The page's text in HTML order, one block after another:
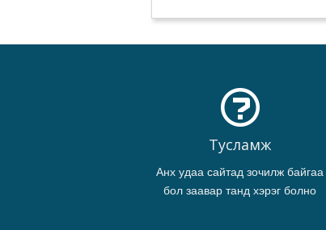
Тусламж
Анх удаа сайтад зочилж байгаа
бол заавар танд хэрэг болно